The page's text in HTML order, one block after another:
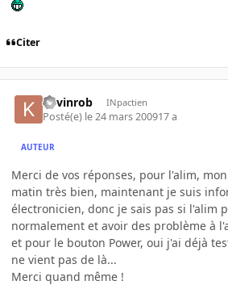
Citer
Kevinrob INpactien
Posté(e) le 24 mars 200917 a
AUTEUR
Merci de vos réponses, pour l'alim,
matin très bien, maintenant je suis
électronicien, donc je sais pas si l'alim
normalement et avoir des problème à
et pour le bouton Power, oui j'ai déjà
ne vient pas de là...
Merci quand même !